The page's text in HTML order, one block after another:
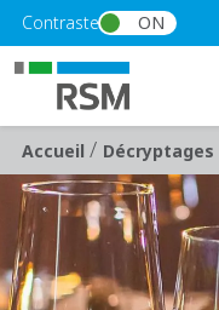
Skip to main content
Contraste ON
Breadcrumb
Accueil/ Décryptages